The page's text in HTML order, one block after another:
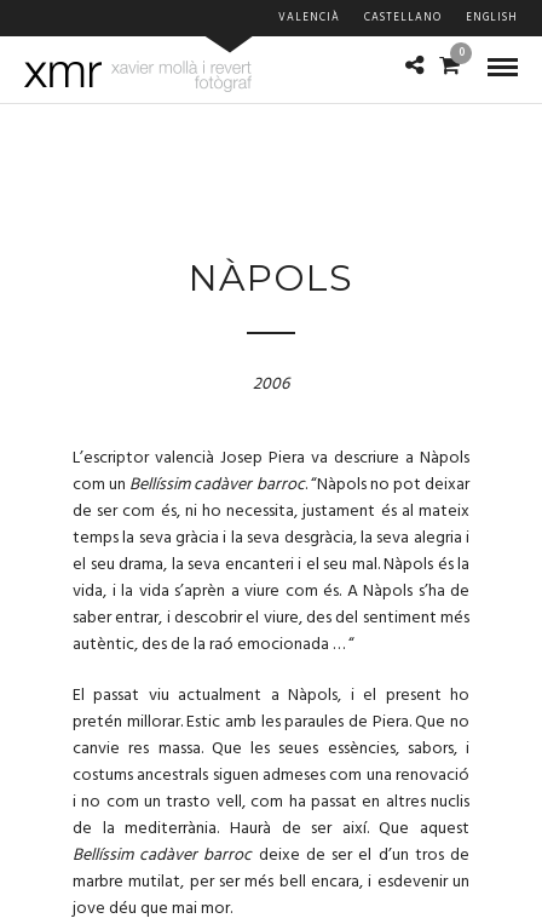
VALENCIÀ CASTELLANO ENGLISH
0
NÀPOLS
2006
L’escriptor valencià Josep Piera va descriure a Nàpols
com un Bellíssim cadàver barroc. “Nàpols no pot deixar
de ser com és, ni ho necessita, justament és al mateix
temps la seva gràcia i la seva desgràcia, la seva alegria i
el seu drama, la seva encanteri i el seu mal. Nàpols és la
vida, i la vida s’aprèn a viure com és. A Nàpols s’ha de
saber entrar, i descobrir el viure, des del sentiment més
autèntic, des de la raó emocionada … “
El passat viu actualment a Nàpols, i el present ho
pretén millorar. Estic amb les paraules de Piera. Que no
canvie res massa. Que les seues essències, sabors, i
costums ancestrals siguen admeses com una renovació
i no com un trasto vell, com ha passat en altres nuclis
de la mediterrània. Haurà de ser així. Que aquest
Bellíssim cadàver barrocdeixe de ser el d’un tros de
marbre mutilat, per ser més bell encara, i esdevenir un
jove déu que mai mor.